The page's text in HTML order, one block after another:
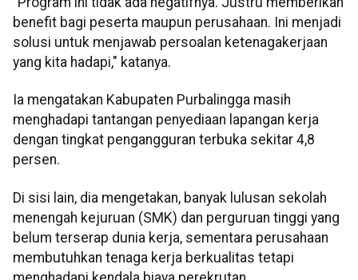
benefit bagi peserta maupun perusahaan. Ini menjadi
solusi untuk menjawab persoalan ketenagakerjaan
yang kita hadapi," katanya.
Ia mengatakan Kabupaten Purbalingga masih
menghadapi tantangan penyediaan lapangan kerja
dengan tingkat pengangguran terbuka sekitar 4,8
persen.
Di sisi lain, dia mengetakan, banyak lulusan sekolah
menengah kejuruan (SMK) dan perguruan tinggi yang
belum terserap dunia kerja, sementara perusahaan
membutuhkan tenaga kerja berkualitas tetapi